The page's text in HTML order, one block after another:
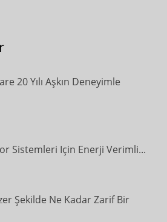
20 Yılı Aşkın Deneyimle
Sistemleri Için Enerji Verimli...
Şekilde Ne Kadar Zarif Bir